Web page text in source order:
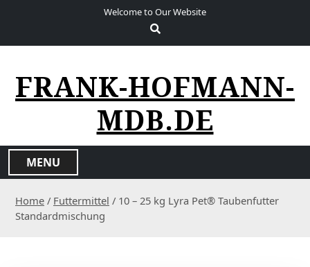
Welcome to Our Website
FRANK-HOFMANN-
MDB.DE
MENU
Home / Futtermittel / 10 – 25 kg Lyra Pet® Taubenfutter
Standardmischung